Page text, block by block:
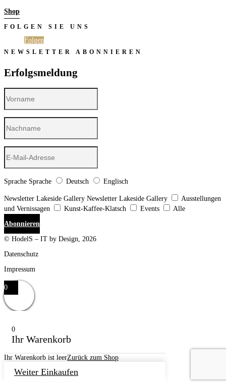
Shop
FOLGEN SIE UNS
Folgen
NEWSLETTER ABONNIEREN
Erfolgsmeldung
Sprache Sprache Deutsch Englisch
Newsletter Lakeside Gallery Newsletter Lakeside Gallery
Ausstellungen
und Vernissagen
Kunst-Kaffee-Klatsch Events
Alle
Abonnieren
© HodelS – IT by Design, 2026
Datenschutz
Impressum
0
0
Ihr Warenkorb
Ihr Warenkorb ist leerZurück zum Shop
Weiter Einkaufen